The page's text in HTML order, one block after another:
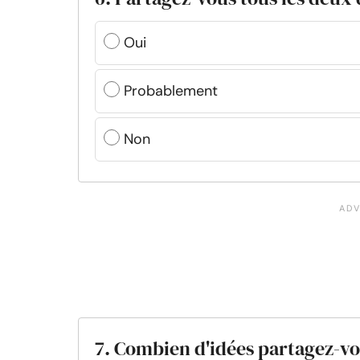
Oui
Probablement
Non
7. Combien d'idées partagez-